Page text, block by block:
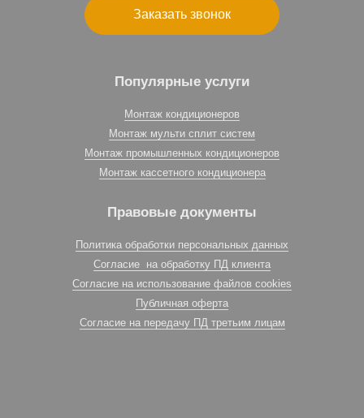
Заказать звонок
Популярные услуги
Монтаж кондиционеров
Монтаж мульти сплит систем
Монтаж промышленных кондиционеров
Монтаж кассетного кондиционера
Правовые документы
Политика обработки персональных данных
Согласие на обработку ПД клиента
Согласие на использование файлов cookies
Публичная оферта
Согласие на передачу ПД третьим лицам